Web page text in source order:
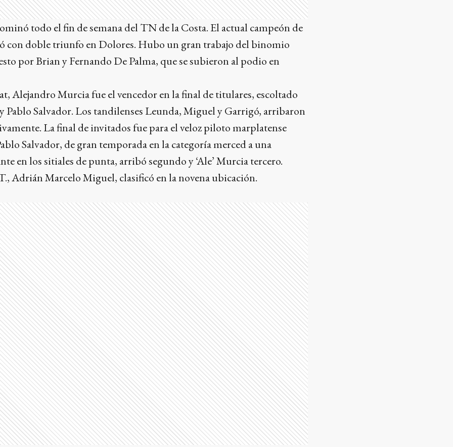
todo el fin de semana del TN de la Costa. El actual campeón de
con doble triunfo en Dolores. Hubo un gran trabajo del binomio
por Brian y Fernando De Palma, que se subieron al podio en
Alejandro Murcia fue el vencedor en la final de titulares, escoltado
Pablo Salvador. Los tandilenses Leunda, Miguel y Garrigó, arribaron
La final de invitados fue para el veloz piloto marplatense
Salvador, de gran temporada en la categoría merced a una
en los sitiales de punta, arribó segundo y ‘Ale’ Murcia tercero.
Adrián Marcelo Miguel, clasificó en la novena ubicación.